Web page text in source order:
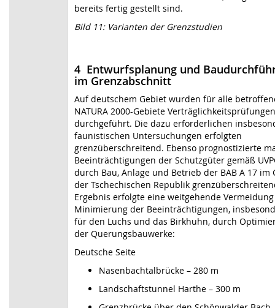
bereits fertig gestellt sind.
Bild 11: Varianten der Grenzstudien
4 Entwurfsplanung und
im Grenzabschnitt
Auf deutschem Gebiet wurden für alle
NATURA 2000-Gebiete Verträglichkeitsprüfungen
durchgeführt. Die dazu erforderlichen
faunistischen Untersuchungen erfolgten
grenzüberschreitend. Ebenso prognostizierte
Beeinträchtigungen der Schutzgüter gemäß
durch Bau, Anlage und Betrieb der BAB A 17 im
der Tschechischen Republik
Ergebnis erfolgte eine weitgehende
Minimierung der Beeinträchtigungen,
für den Luchs und das Birkhuhn, durch
der Querungsbauwerke:
Deutsche Seite
Nasenbachtalbrücke – 280 m
Landschaftstunnel Harthe – 300 m